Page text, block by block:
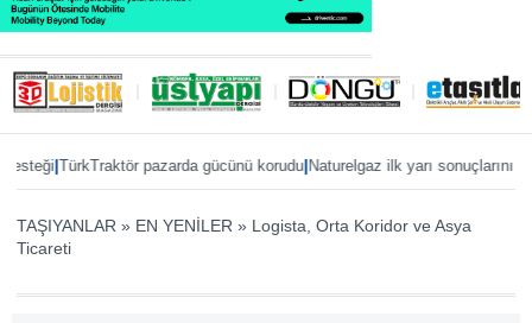
|TürkTraktör pazarda gücünü korudu|Naturelgaz ilk yarı sonuçlarını
TAŞIYANLAR » EN YENİLER » Logista, Orta Koridor ve Asya
Ticareti